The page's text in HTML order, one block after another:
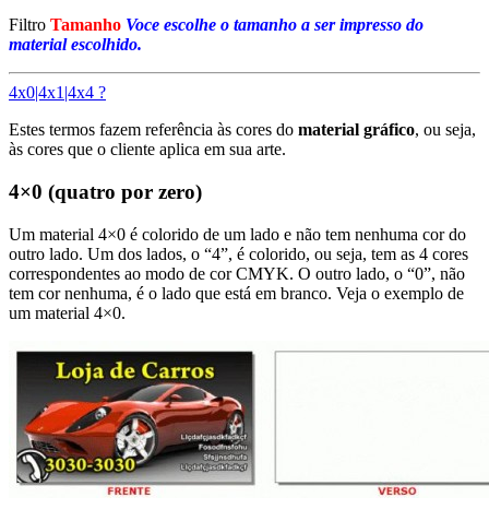
Filtro Tamanho Voce escolhe o tamanho a ser impresso do
material escolhido.
4x0|4x1|4x4 ?
Estes termos fazem referência às cores do material gráfico, ou seja,
às cores que o cliente aplica em sua arte.
4×0 (quatro por zero)
Um material 4×0 é colorido de um lado e não tem nenhuma cor do
outro lado. Um dos lados, o “4”, é colorido, ou seja, tem as 4 cores
correspondentes ao modo de cor CMYK. O outro lado, o “0”, não
tem cor nenhuma, é o lado que está em branco. Veja o exemplo de
um material 4×0.